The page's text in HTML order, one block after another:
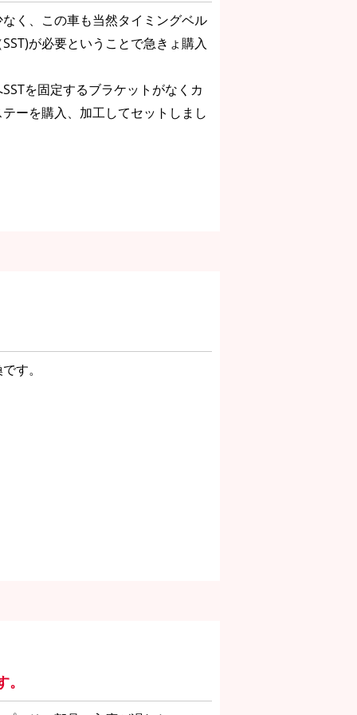
く、この車も当然タイミングベル
が必要ということで急きょ購入
を固定するブラケットがなくカ
ーを購入、加工してセットしまし
す。